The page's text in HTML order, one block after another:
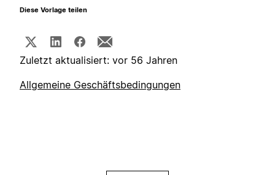
Diese Vorlage teilen
Zuletzt aktualisiert: vor 56 Jahren
Allgemeine Geschäftsbedingungen